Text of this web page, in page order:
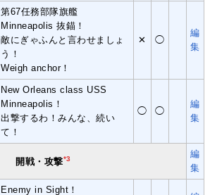
第67任務部隊旗艦
Minneapolis 抜錨！
敵にぎゃふんと言わせましょ
う！
Weigh anchor！
✕ ◯
編
集
New Orleans class USS
Minneapolis！
出撃するわ！みんな、続い
て！
◯ ◯
編
集
開戦・攻撃*3
編
集
Enemy in Sight！